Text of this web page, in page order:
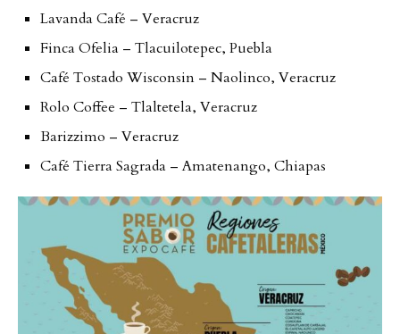
Lavanda Café – Veracruz
Finca Ofelia – Tlacuilotepec, Puebla
Café Tostado Wisconsin – Naolinco, Veracruz
Rolo Coffee – Tlaltetela, Veracruz
Barizzimo – Veracruz
Café Tierra Sagrada – Amatenango, Chiapas